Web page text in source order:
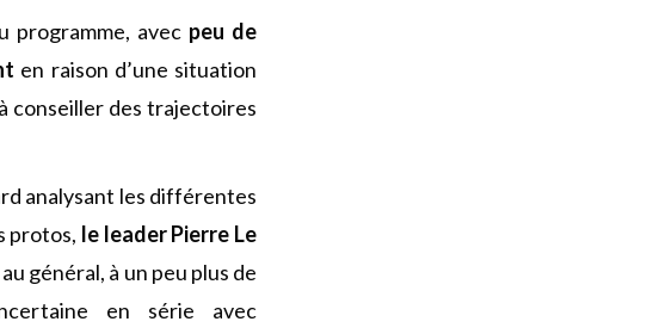
programme, avec peu de
en raison d’une situation
conseiller des trajectoires
analysant les différentes
protos, le leader Pierre Le
général, à un peu plus de
en série avec